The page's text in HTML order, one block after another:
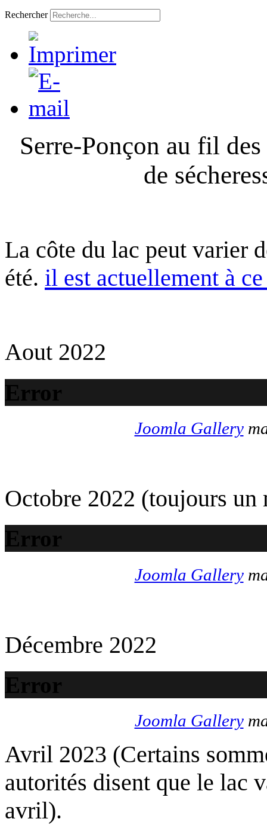
Rechercher
Serre-Ponçon au fil
de
La côte du lac peut varier
été. il est actuellement à
Aout 2022
Error
Joomla Gallery
Octobre 2022 (toujours un
Error
Joomla Gallery
Décembre 2022
Error
Joomla Gallery
Avril 2023 (Certains
autorités disent que le lac
avril).